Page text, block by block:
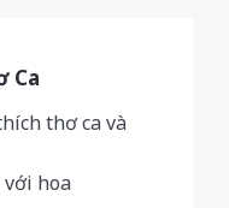
Ca
thơ ca và
hoa